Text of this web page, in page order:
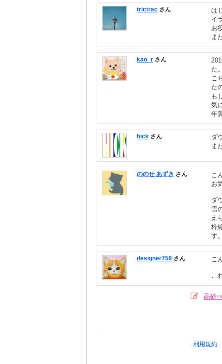
trictrac さん
は
イ
お
ま
kao_r さん
た
こ
た
も
気
年
hick さん
ダ
ま
ののせ あずき さん
こ
お
ダ
雪
え
枠
す
designer758 さん こ
こ
高砂
利用規約